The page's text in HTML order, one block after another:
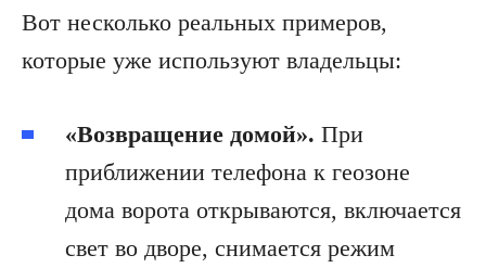
Вот несколько реальных примеров,
которые уже используют владельцы:
«Возвращение домой». При
приближении телефона к геозоне
дома ворота открываются, включается
свет во дворе, снимается режим